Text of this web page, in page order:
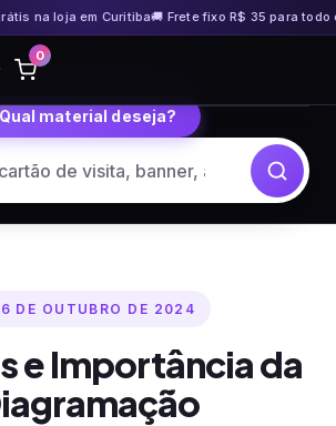
na loja em Curitiba🚚 Frete fixo R$ 35 para todo o
0
Qual material deseja?
DE OUTUBRO DE 2024
e Importância da